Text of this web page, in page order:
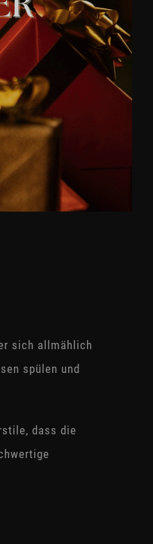
sich allmählich
spülen und
dass die